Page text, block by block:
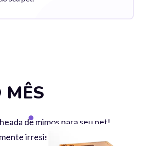
MÊS
de mimos para seu pet!
irresistível!